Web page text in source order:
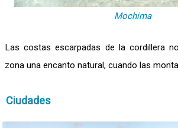
Mochima
Las costas escarpadas de la cordillera
zona una encanto natural, cuando las
Ciudades